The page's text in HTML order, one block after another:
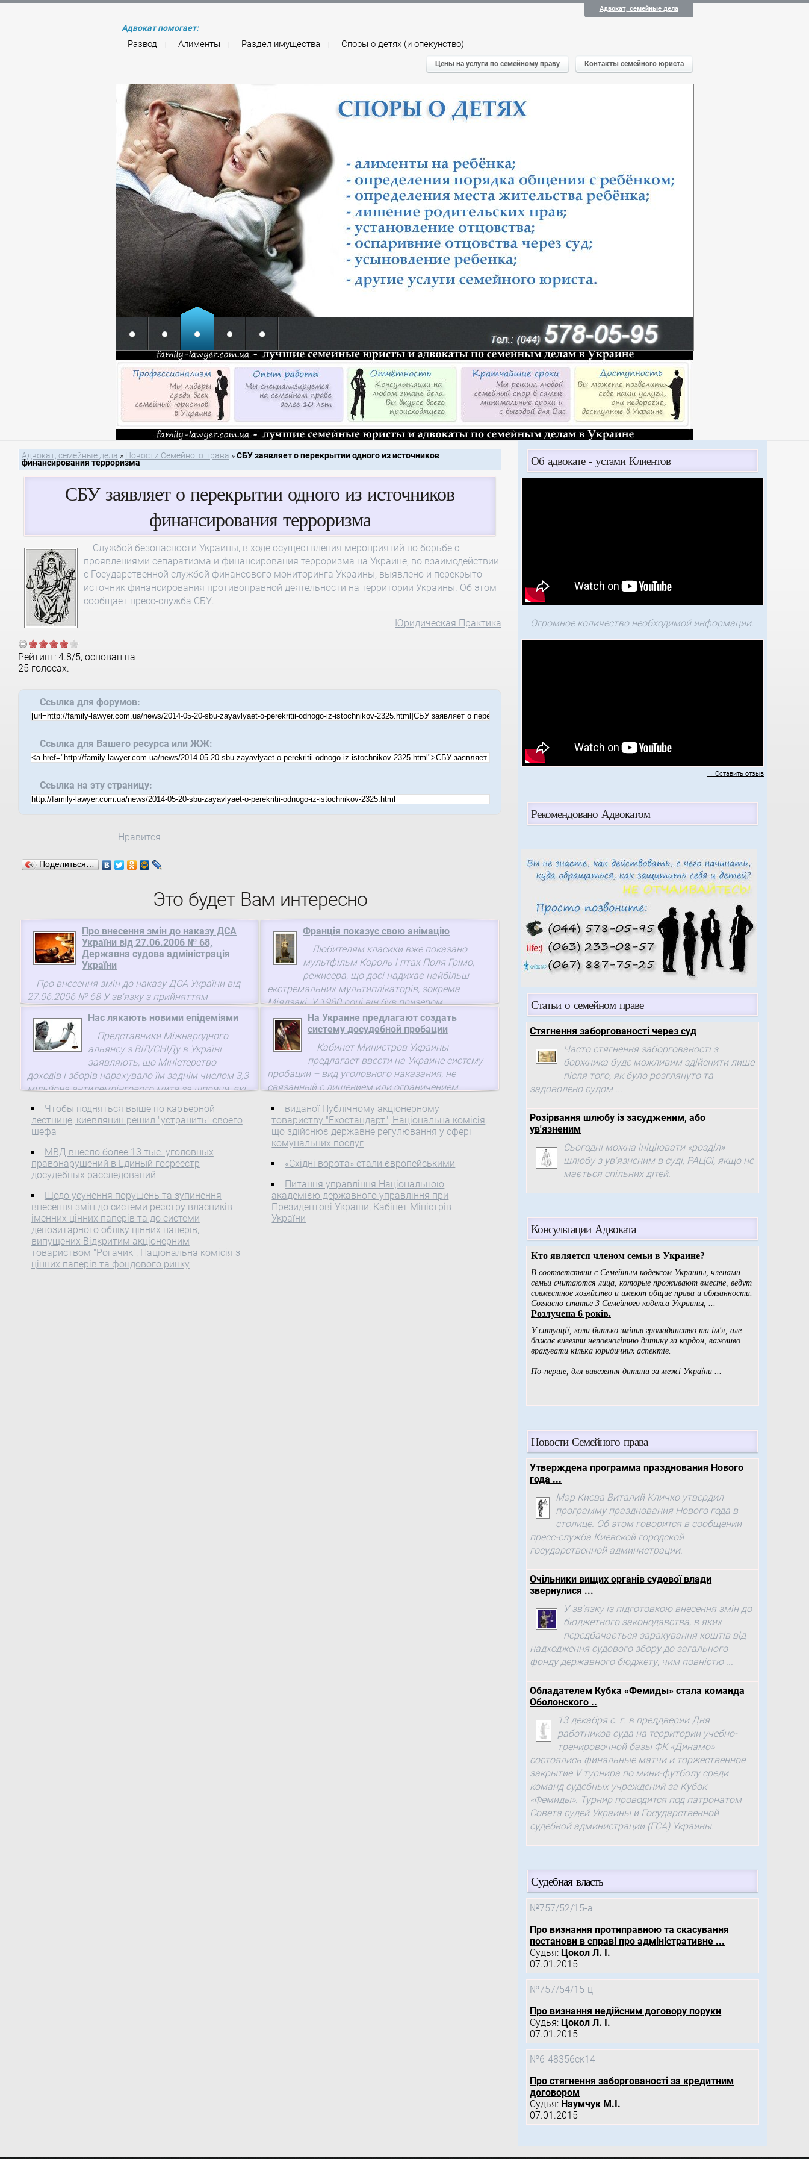
Адвокат, семейные дела
Адвокат помогает:
Развод | Алименты | Раздел имущества | Споры о детях (и опекунство)
Цены на услуги по семейному праву Контакты семейного юриста
Адвокат, семейные дела » Новости Семейного права »СБУ заявляет о перекрытии одного из источников
финансирования терроризма
СБУ заявляет о перекрытии одного из источников
финансирования терроризма
Службой безопасности Украины, в ходе осуществления мероприятий по борьбе с
проявлениями сепаратизма и финансирования терроризма на Украине, во взаимодействии
с Государственной службой финансового мониторинга Украины, выявлено и перекрыто
источник финансирования противоправной деятельности на территории Украины. Об этом
сообщает пресс-служба СБУ.
Юридическая Практика
Рейтинг: 4.8/5, основан на
25голосах.
Ссылка для форумов:
Ссылка для Вашего ресурса или ЖЖ:
Ссылка на эту страницу:
Нравится
Поделиться…
Это будет Вам интересно
Про внесення змін до наказу ДСА
України від 27.06.2006 № 68,
Державна судова адміністрація
України
Про внесення змін до наказу ДСА України від
27.06.2006 № 68 У зв'язку з прийняттям
Кримінального процесуального кодексу України (
4651-17 ), відповідно до частини п'ятої статті 147
Закону України "Про судоустрій і статус суддів"(
2453-17 ) НАКАЗУЮ:
Нас лякають новими епідеміями
Представники Міжнародного
альянсу з ВІЛ/СНІДу в Україні
заявляють, що Міністерство
доходів і зборів нарахувало їм заднім числом 3,3
мільйона антидемпінгового мита за шприци, які
вони роздали ...
Чтобы подняться выше по каръерной
лестнице, киевлянин решил "устранить" своего
шефа
МВД внесло более 13 тыс. уголовных
правонарушений в Единый госреестр
досудебных расследований
Щодо усунення порушень та зупинення
внесення змін до системи реєстру власників
іменних цінних паперів та до системи
депозитарного обліку цінних паперів,
випущених Відкритим акціонерним
товариством "Рогачик", Національна комісія з
цінних паперів та фондового ринку
Франція показує свою анімацію
Любителям класики вже показано
мультфільм Король і птах Поля Грімо,
режисера, що досі надихає найбільш
екстремальних мультиплікаторів, зокрема
Міядзакі. У 1980 році він був призером
Венеціанського ...
На Украине предлагают создать
систему досудебной пробации
Кабинет Министров Украины
предлагает ввести на Украине систему
пробации – вид уголовного наказания, не
связанный с лишением или ограничением
который разработало ...
виданої Публічному акціонерному
товариству "Екостандарт", Національна комісія,
що здійснює державне регулювання у сфері
комунальних послуг
«Східні ворота» стали європейськими
Питання управління Національною
академією державного управління при
Президентові України, Кабінет Міністрів
України
Об адвокате - устами Клиентов
Огромное количество необходимой информации.
→ Оставить отзыв
Рекомендовано Адвокатом
Статьи о семейном праве
Стягнення заборгованості через суд
Часто стягнення заборгованості з
боржника буде можливим здійснити лише
після того, як було розглянуто та
задоволено судом ...
Розірвання шлюбу із засудженим, або
ув'язненим
Сьогодні можна ініціювати «розділ»
шлюбу з ув'язненим в суді, РАЦСі, якщо не
мається спільних дітей.
Консультации Адвоката
Новости Семейного права
Утверждена программа празднования Нового
года ...
Мэр Киева Виталий Кличко утвердил
программу празднования Нового года в
столице. Об этом говорится в сообщении
пресс-служба Киевской городской
государственной администрации.
Очільники вищих органів судової влади
звернулися ...
У зв’язку із підготовкою внесення змін до
бюджетного законодавства, в яких
передбачається зарахування коштів від
надходження судового збору до загального
фонду державного бюджету, чим повністю ...
Обладателем Кубка «Фемиды» стала команда
Оболонского ..
13 декабря с. г. в преддверии Дня
работников суда на территории учебно-
тренировочной базы ФК «Динамо»
состоялись финальные матчи и торжественное
закрытие V турнира по мини-футболу среди
команд судебных учреждений за Кубок
«Фемиды». Турнир проводится под патронатом
Совета судей Украины и Государственной
судебной администрации (ГСА) Украины.
Судебная власть
№757/52/15-а
Про визнання протиправною та скасування
постанови в справі про адміністративне ...
Судья: Цокол Л. І.
07.01.2015
№757/54/15-ц
Про визнання недійсним договору поруки
Судья: Цокол Л. І.
07.01.2015
№6-48356ск14
Про стягнення заборгованості за кредитним
договором
Судья: Наумчук М.І.
07.01.2015